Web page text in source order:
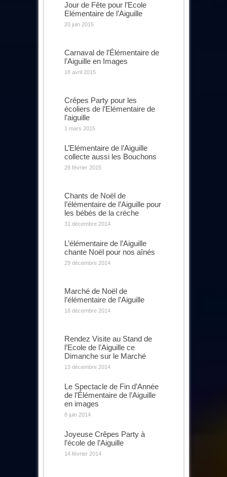
Jour de Fête pour l’Ecole
Elémentaire de l’Aiguille
20 juin 2015
Carnaval de l’Élémentaire de
l’Aiguille en Images
18 avril 2015
Crêpes Party pour les
écoliers de l’Elémentaire de
l’aiguille
1 mars 2015
L’Elémentaire de l’Aiguille
collecte aussi les Bouchons
28 février 2015
Chants de Noël de
l’élémentaire de l’Aiguille pour
les bébés de la crèche
31 décembre 2014
L’élémentaire de l’Aiguille
chante Noël pour nos aînés
29 décembre 2014
Marché de Noël de
l’élémentaire de l’Aiguille
18 décembre 2014
Rendez Visite au Stand de
l’Ecole de l’Aiguille ce
Dimanche sur le Marché
13 décembre 2014
Le Spectacle de Fin d’Année
de l’Élémentaire de l’Aiguille
en images
8 juin 2014
Joyeuse Crêpes Party à
l’école de l’Aiguille
14 février 2014